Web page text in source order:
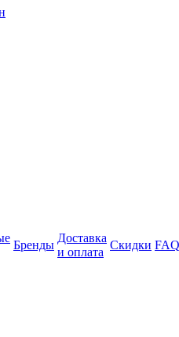
Бренды
Доставка
и оплата
Скидки FAQ